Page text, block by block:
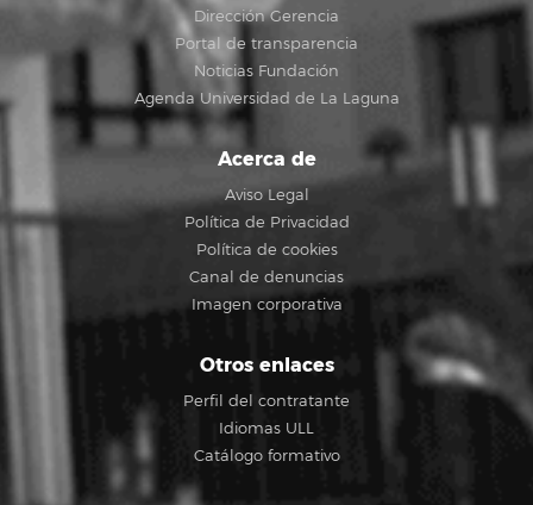
Dirección Gerencia
Portal de transparencia
Noticias Fundación
Agenda Universidad de La Laguna
Acerca de
Aviso Legal
Política de Privacidad
Política de cookies
Canal de denuncias
Imagen corporativa
Otros enlaces
Perfil del contratante
Idiomas ULL
Catálogo formativo